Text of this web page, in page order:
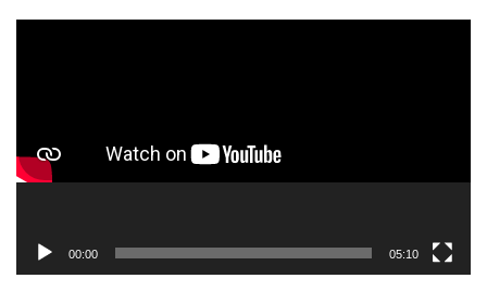
00:00 05:10